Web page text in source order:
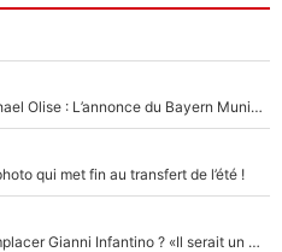
Scandale dans la vie privée de Michael Olise : L’annonce du Bayern Munich sur son enfant caché
qui met fin au transfert de l’été !
Du PSG à la tête de la FIFA pour remplacer Gianni Infantino ? «Il serait un mauvais président», le patron de la Liga s'attaque à Nasser Al-Khelaïfi !